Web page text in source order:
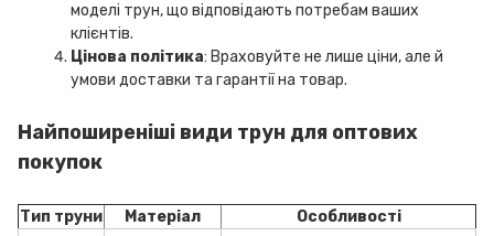
моделі трун, що відповідають потребам ваших
клієнтів.
Цінова політика: Враховуйте не лише ціни, але й
умови доставки та гарантії на товар.
Найпоширеніші види трун для оптових
покупок
Тип труни Матеріал
Особливості